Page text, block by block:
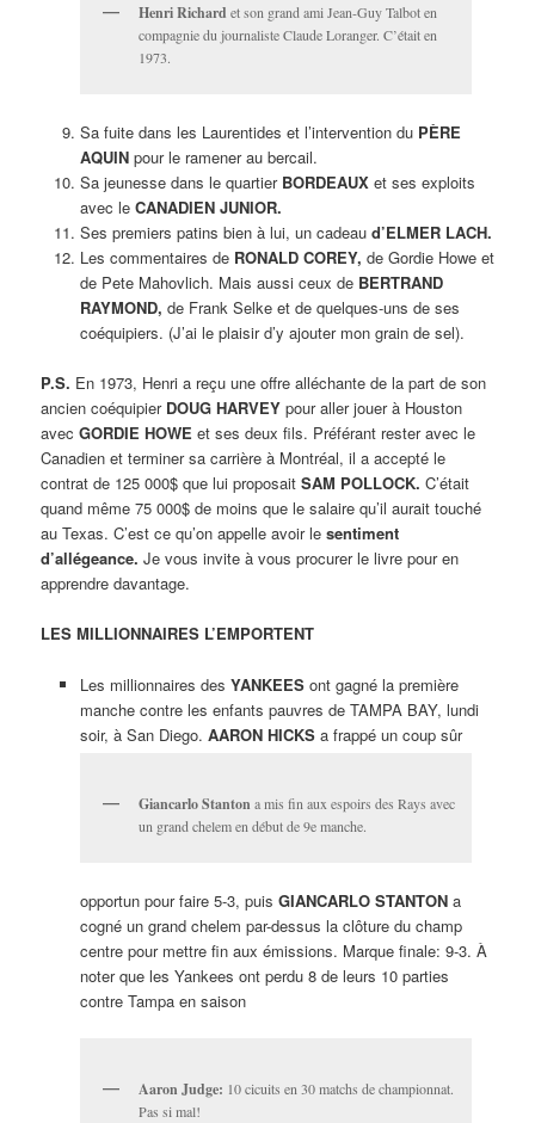
Henri Richard et son grand ami Jean-Guy Talbot en
compagnie du journaliste Claude Loranger. C’était en
1973.
Sa fuite dans les Laurentides et l’intervention du PÈRE
AQUINpour le ramener au bercail.
Sa jeunesse dans le quartier BORDEAUX et ses exploits
avec le CANADIEN JUNIOR.
Ses premiers patins bien à lui, un cadeau d’ELMER LACH.
Les commentaires de RONALD COREY, de Gordie Howe et
de Pete Mahovlich. Mais aussi ceux de BERTRAND
RAYMOND, de Frank Selke et de quelques-uns de ses
coéquipiers. (J’ai le plaisir d’y ajouter mon grain de sel).
P.S. En 1973, Henri a reçu une offre alléchante de la part de son
ancien coéquipier DOUG HARVEY pour aller jouer à Houston
avecGORDIE HOWE et ses deux fils. Préférant rester avec le
Canadien et terminer sa carrière à Montréal, il a accepté le
contrat de 125 000$ que lui proposaitSAM POLLOCK. C’était
quand même 75 000$ de moins que le salaire qu’il aurait touché
au Texas. C’est ce qu’on appelle avoir lesentiment
d’allégeance. Je vous invite à vous procurer le livre pour en
apprendre davantage.
LES MILLIONNAIRES L’EMPORTENT
Les millionnaires des YANKEESont gagné la première
manche contre les enfants pauvres de TAMPA BAY, lundi
soir, à San Diego. AARON HICKSa frappé un coup sûr
Giancarlo Stanton a mis fin aux espoirs des Rays avec
un grand chelem en début de 9e manche.
opportun pour faire 5-3, puis GIANCARLO STANTONa
cogné un grand chelem par-dessus la clôture du champ
centre pour mettre fin aux émissions. Marque finale: 9-3. À
noter que les Yankees ont perdu 8 de leurs 10 parties
contre Tampa en saison
Aaron Judge: 10 cicuits en 30 matchs de championnat.
Pas si mal!